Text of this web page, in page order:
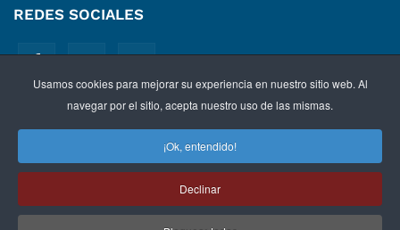
Usamos cookies para mejorar su experiencia en nuestro sitio web. Al
navegar por el sitio, acepta nuestro uso de las mismas.
¡Ok, entendido!
Declinar
REDES SOCIALES
©2026 EXECUTIVE EXCELLENCE.Managementpara